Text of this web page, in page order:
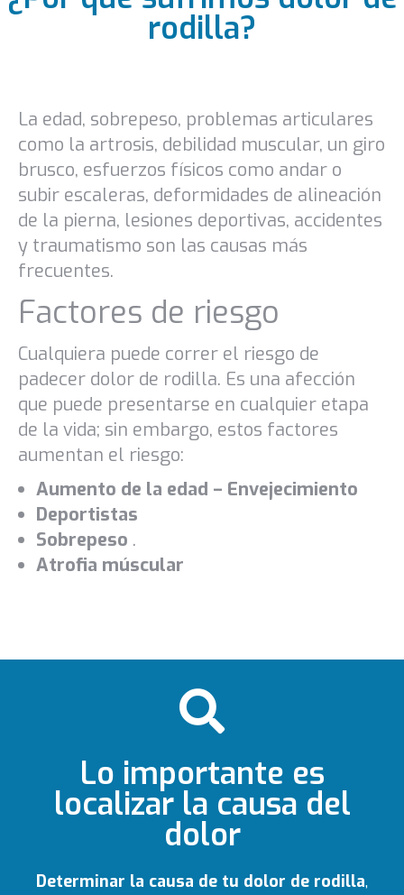
rodilla?
La edad, sobrepeso, problemas articulares
como la artrosis, debilidad muscular, un giro
brusco, esfuerzos físicos como andar o
subir escaleras, deformidades de alineación
de la pierna, lesiones deportivas, accidentes
y traumatismo son las causas más
frecuentes.
Factores de riesgo
Cualquiera puede correr el riesgo de
padecer dolor de rodilla. Es una afección
que puede presentarse en cualquier etapa
de la vida; sin embargo, estos factores
aumentan el riesgo:
Aumento de la edad – Envejecimiento
Deportistas
Sobrepeso .
Atrofia múscular
Lo importante es
localizar la causa del
dolor
Determinar la causa de tu dolor de rodilla,